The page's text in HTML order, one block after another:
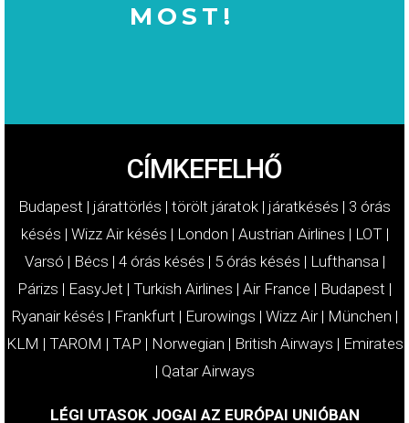
MOST!
CÍMKEFELHŐ
Budapest | járattörlés | törölt járatok | járatkésés | 3 órás
késés | Wizz Air késés | London | Austrian Airlines | LOT|
Varsó | Bécs | 4 órás késés | 5 órás késés | Lufthansa |
Párizs | EasyJet | Turkish Airlines | Air France | Budapest |
Ryanair késés | Frankfurt | Eurowings | Wizz Air| München |
KLM | TAROM | TAP | Norwegian | British Airways | Emirates
| Qatar Airways
LÉGI UTASOK JOGAI AZ EURÓPAI UNIÓBAN